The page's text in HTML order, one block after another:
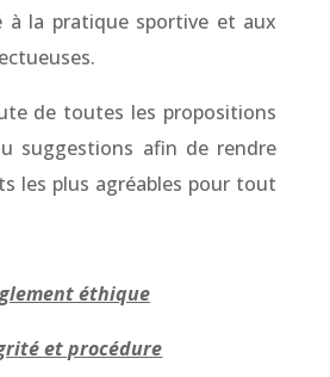
à la pratique sportive et aux
de toutes les propositions
suggestions afin de rendre
les plus agréables pour tout
éthique
et procédure